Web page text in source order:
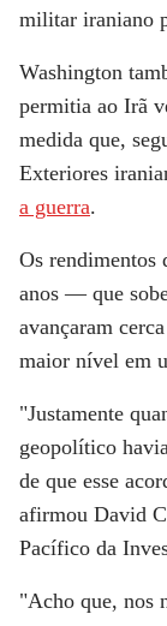
militar iraniano
Washington
permitia ao Irã
medida que,
Exteriores
a guerra.
Os rendimentos
anos — que
avançaram
maior nível em
"Justamente
geopolítico
de que esse
afirmou David
Pacífico da
"Acho que, nos